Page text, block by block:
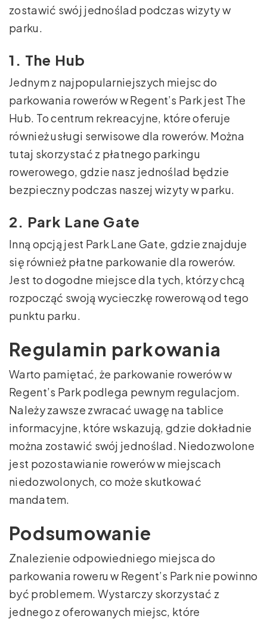
zostawić swój jednoślad podczas wizyty w
parku.
1. The Hub
Jednym z najpopularniejszych miejsc do
parkowania rowerów w Regent’s Park jest The
Hub. To centrum rekreacyjne, które oferuje
również usługi serwisowe dla rowerów. Można
tutaj skorzystać z płatnego parkingu
rowerowego, gdzie nasz jednoślad będzie
bezpieczny podczas naszej wizyty w parku.
2. Park Lane Gate
Inną opcją jest Park Lane Gate, gdzie znajduje
się również płatne parkowanie dla rowerów.
Jest to dogodne miejsce dla tych, którzy chcą
rozpocząć swoją wycieczkę rowerową od tego
punktu parku.
Regulamin parkowania
Warto pamiętać, że parkowanie rowerów w
Regent’s Park podlega pewnym regulacjom.
Należy zawsze zwracać uwagę na tablice
informacyjne, które wskazują, gdzie dokładnie
można zostawić swój jednoślad. Niedozwolone
jest pozostawianie rowerów w miejscach
niedozwolonych, co może skutkować
mandatem.
Podsumowanie
Znalezienie odpowiedniego miejsca do
parkowania roweru w Regent’s Park nie powinno
być problemem. Wystarczy skorzystać z
jednego z oferowanych miejsc, które